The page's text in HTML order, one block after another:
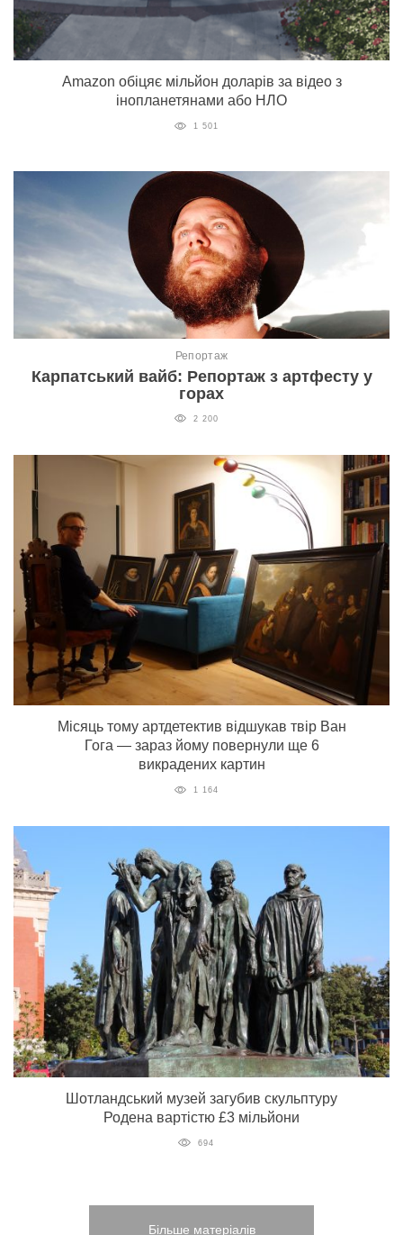
Amazon обіцяє мільйон доларів за відео з
інопланетянами або НЛО
1 501
Репортаж
Карпатський вайб: Репортаж з артфесту у
горах
2 200
Місяць тому артдетектив відшукав твір Ван
Гога — зараз йому повернули ще 6
викрадених картин
1 164
Шотландський музей загубив скульптуру
Родена вартістю £3 мільйони
694
Більше матеріалів